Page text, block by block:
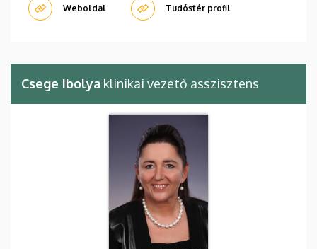
Weboldal Tudóstér profil
Csege Ibolya klinikai vezető asszisztens